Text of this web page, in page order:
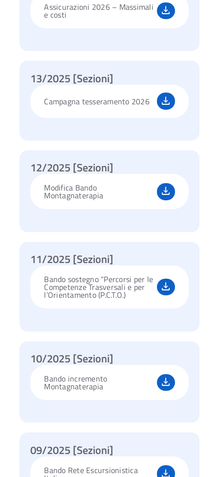
Assicurazioni 2026 – Massimali
e costi
13/2025 [Sezioni]
Campagna tesseramento 2026
12/2025 [Sezioni]
Modifica Bando
Montagnaterapia
11/2025 [Sezioni]
Bando sostegno “Percorsi per le
Competenze Trasversali e per
l’Orientamento (P.C.T.O.)
10/2025 [Sezioni]
Bando incremento
Montagnaterapia
09/2025 [Sezioni]
Bando Rete Escursionistica